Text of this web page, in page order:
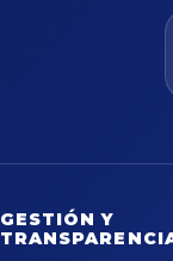
GESTIÓN Y